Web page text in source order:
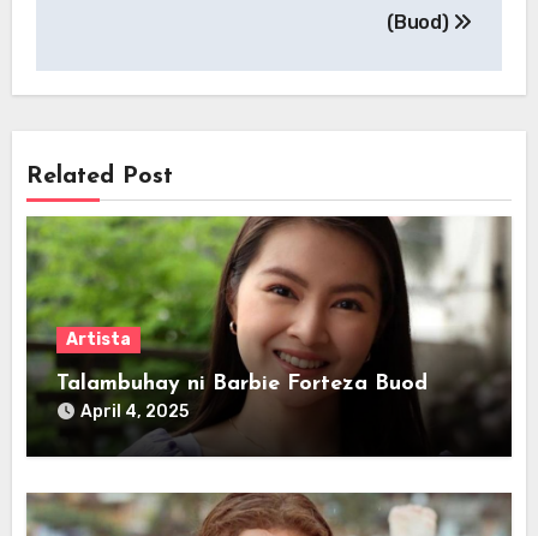
(Buod)
Related Post
Artista
Talambuhay ni Barbie Forteza Buod
April 4, 2025